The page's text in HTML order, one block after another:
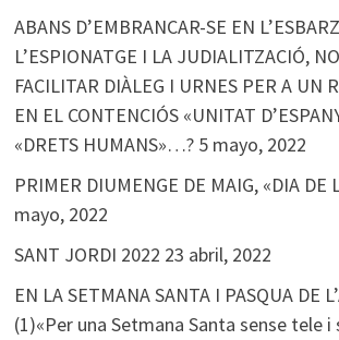
ABANS D’EMBRANCAR-SE EN
L’ESPIONATGE I LA JUDIALITZACIÓ,
FACILITAR DIÀLEG I URNES PER A UN
EN EL CONTENCIÓS «UNITAT
«DRETS HUMANS»…? 5 mayo, 2022
PRIMER DIUMENGE DE MAIG, «DIA DE
mayo, 2022
SANT JORDI 2022 23 abril, 2022
EN LA SETMANA SANTA I PASQUA DE
(1)«Per una Setmana Santa sense tele i